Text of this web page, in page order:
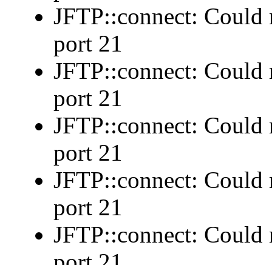
JFTP::connect:
port 21
JFTP::connect:
port 21
JFTP::connect:
port 21
JFTP::connect:
port 21
JFTP::connect: